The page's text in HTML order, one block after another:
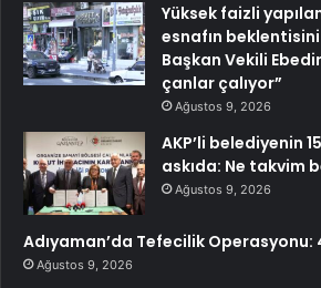
Yüksek faizli
esnafın beklentisini
Başkan Vekili
çanlar çalıyor”
Ağustos 9, 2026
AKP’li belediyenin
askıda: Ne takvim
Ağustos 9, 2026
Adıyaman’da Tefecilik
Ağustos 9, 2026